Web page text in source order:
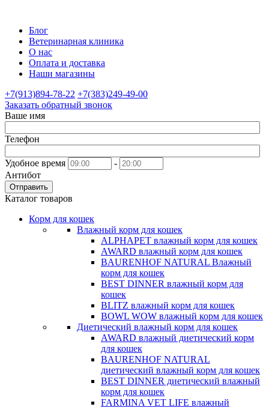
Блог
Ветеринарная клиника
О нас
Оплата и доставка
Наши магазины
+7(913)894-78-22 +7(383)249-49-00
Заказать обратный звонок
Ваше имя
Телефон
Удобное время
-
Антибот
Отправить
Каталог товаров
Корм для кошек
Влажный корм для кошек
ALPHAPET влажный корм для кошек
AWARD влажный корм для кошек
BAURENHOF NATURAL Влажный
корм для кошек
BEST DINNER влажный корм для
кошек
BLITZ влажный корм для кошек
BOWL WOW влажный корм для кошек
Диетический влажный корм для кошек
AWARD влажный диетический корм
для кошек
BAURENHOF NATURAL
диетический влажный корм для кошек
BEST DINNER диетический влажный
корм для кошек
FARMINA VET LIFE влажный